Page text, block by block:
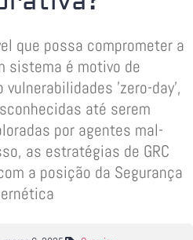
que possa comprometer a
sistema é motivo de
'zero-day',
até serem
por agentes mal-
as estratégias de GRC
a posição da Segurança